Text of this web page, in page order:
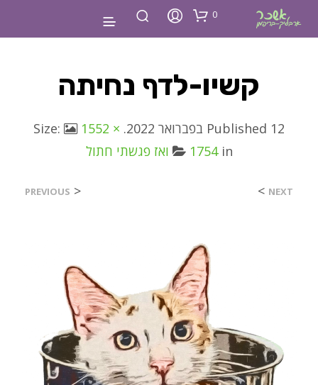
0
קשיו-לדף נחיתה
Published 12 בפברואר 2022 . Size:
1552 ×
1754in ואז פגשתי חתול
<
PREVIOUS NEXT
>